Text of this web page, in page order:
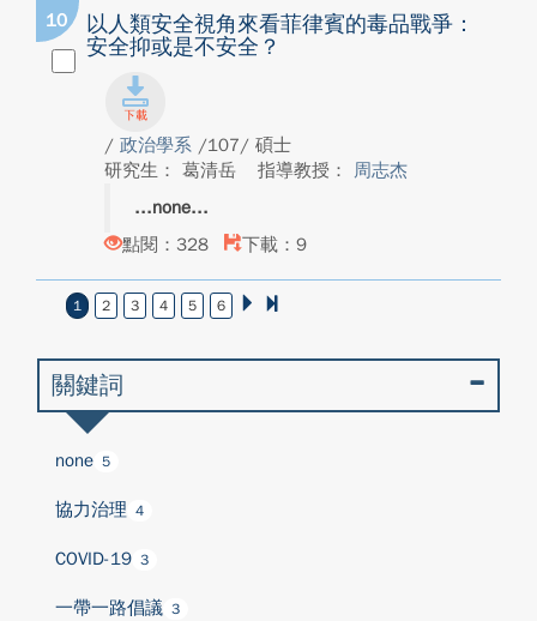
10
以人類安全視角來看菲律賓的毒品戰爭：
安全抑或是不安全？
/ 政治學系 /107/ 碩士
研究生： 葛清岳
指導教授： 周志杰
none
點閱：328
下載：9
1 2 3 4 5 6
關鍵詞
none 5
協力治理 4
COVID-19 3
一帶一路倡議 3